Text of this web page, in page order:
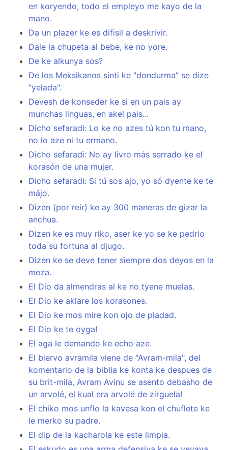
en koryendo, todo el empleyo me kayo de la
mano.
Da un plazer ke es difisil a deskrivir.
Dale la chupeta al bebe, ke no yore.
De ke alkunya sos?
De los Meksikanos sinti ke "dondurma" se dize
"yelada".
Devesh de konseder ke si en un pais ay
munchas linguas, en akel pais...
Dicho sefaradi: Lo ke no azes tú kon tu mano,
no lo aze ni tu ermano.
Dicho sefaradi: No ay livro más serrado ke el
korasón de una mujer.
Dicho sefaradi: Si tú sos ajo, yo só dyente ke te
májo.
Dizen (por reir) ke ay 300 maneras de gizar la
anchua.
Dizen ke es muy riko, aser ke yo se ke pedrio
toda su fortuna al djugo.
Dizen ke se deve tener siempre dos deyos en la
meza.
El Dio da almendras al ke no tyene muelas.
El Dio ke aklare los korasones.
El Dio ke mos mire kon ojo de piadad.
El Dio ke te oyga!
El aga le demando ke echo aze.
El biervo avramila viene de "Avram-mila", del
komentario de la biblia ke konta ke despues de
su brit-mila, Avram Avinu se asento debasho de
un arvolé, el kual era arvolé de zirguela!
El chiko mos unflo la kavesa kon el chuflete ke
le merko su padre.
El dip de la kacharola ke este limpia.